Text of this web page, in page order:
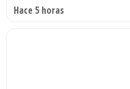
Hace 5 horas